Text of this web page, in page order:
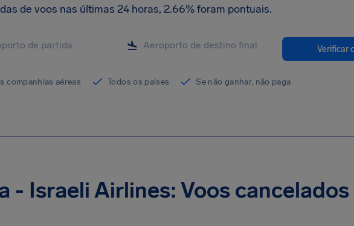
de voos nas últimas 24 horas, 2.66% foram pontuais.
Verificar
companhias aéreas Todos os países Se não ganhar, não paga
- Israeli Airlines: Voos cancelados